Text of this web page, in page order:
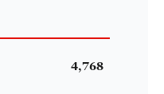
4,768